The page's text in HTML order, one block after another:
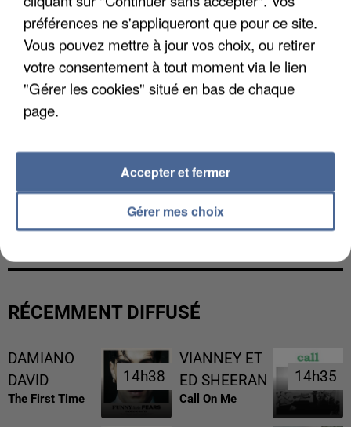
L’UN DES FONDATEURS SUPPOSÉS DE LA DZ
MAFIA INTERPELLÉ EN ALGÉRIE
RÉCEMMENT DIFFUSÉ
DAMIANO
DAVID
The First Time
14h38
14h38
VIANNEY ET
ED SHEERAN
Call On Me
14h35
14h35
préférences ne s'appliqueront que pour ce site.
Vous pouvez mettre à jour vos choix, ou retirer
votre consentement à tout moment via le lien
"Gérer les cookies" situé en bas de chaque
page.
Gérer mes choix
Accepter et fermer